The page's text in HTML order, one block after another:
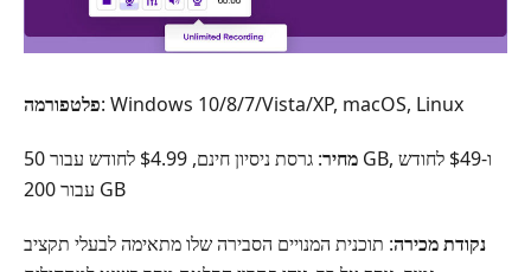
פלטפורמה : Windows 10/8/7/Vista/XP, ‏macOS, ‏Linux
מחיר
: גרסת ניסיון חינם, ‏4.99‏$ לחודש עבור 50 GB, ו-‏49‏$ לחודש
עבור 200 GB
נקודת מכירה: תוכנית המנויים הסבירה שלו מתאימה לבעלי תקציב